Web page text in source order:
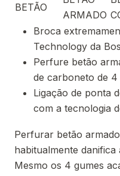
BETÃO
ARMADO
Broca
Technology da
Perfure betão
de carboneto de 4
Ligação de ponta
com a tecnologia
Perfurar betão
habitualmente
Mesmo os 4 gumes